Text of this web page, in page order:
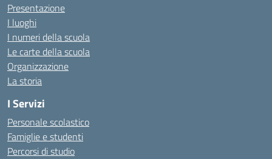
Presentazione
I luoghi
I numeri della scuola
Le carte della scuola
Organizzazione
La storia
I Servizi
Personale scolastico
Famiglie e studenti
Percorsi di studio